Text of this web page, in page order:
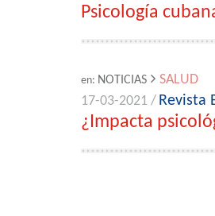
Psicología
en: NOTICIAS
SALUD
17-03-2021 / Revista
¿Impacta